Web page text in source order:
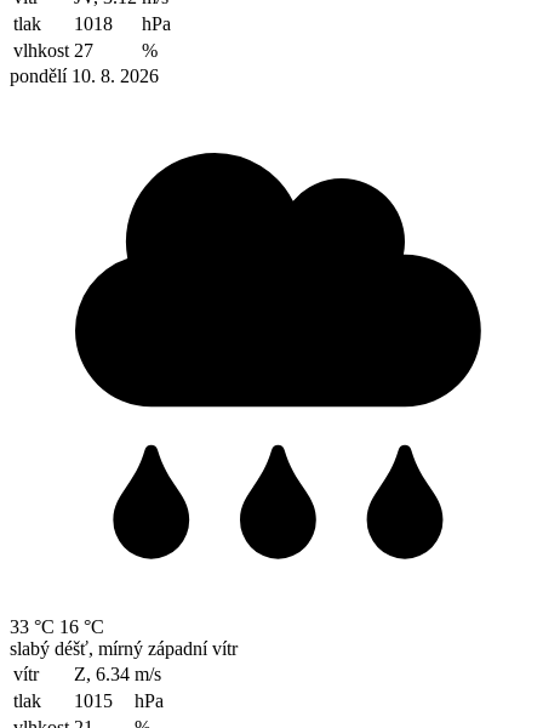
tlak
1018
hPa
vlhkost 27
%
pondělí 10. 8. 2026
33 °C 16 °C
slabý déšť, mírný západní vítr
vítr
Z, 6.34 m/s
tlak
1015
hPa